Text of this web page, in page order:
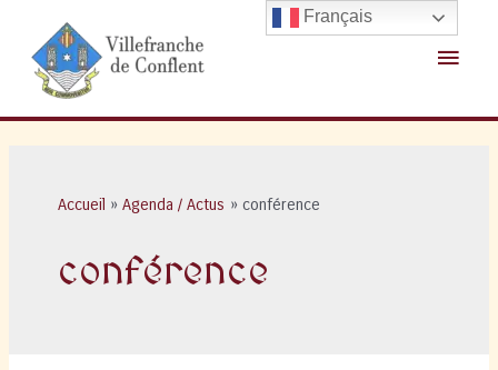
contenu
Menu
Accueil Agenda / Actus conférence
conférence
Français